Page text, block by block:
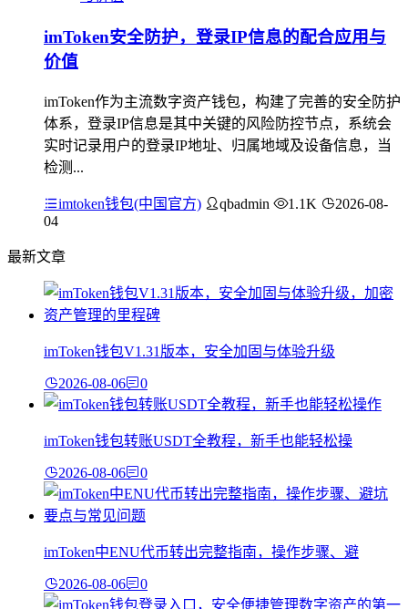
imToken安全防护，登录IP信息的配合应用与
价值
imToken作为主流数字资产钱包，构建了完善的安全防护
体系，登录IP信息是其中关键的风险防控节点，系统会
实时记录用户的登录IP地址、归属地域及设备信息，当
检测...
imtoken钱包(中国官方) qbadmin 1.1K
2026-08-
04
最新文章
imToken钱包V1.31版本，安全加固与体验升级
2026-08-06 0
imToken钱包转账USDT全教程，新手也能轻松操
2026-08-06 0
imToken中ENU代币转出完整指南，操作步骤、避
2026-08-06 0